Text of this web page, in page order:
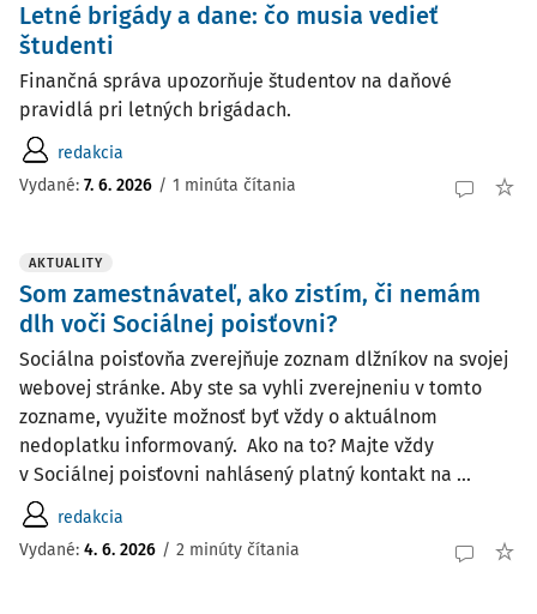
Letné brigády a dane: čo musia vedieť
študenti
Finančná správa upozorňuje študentov na daňové
pravidlá pri letných brigádach.
redakcia
Vydané: 7. 6. 2026 / 1 minúta čítania
AKTUALITY
Som zamestnávateľ, ako zistím, či nemám
dlh voči Sociálnej poisťovni?
Sociálna poisťovňa zverejňuje zoznam dlžníkov na svojej
webovej stránke. Aby ste sa vyhli zverejneniu v tomto
zozname, využite možnosť byť vždy o aktuálnom
nedoplatku informovaný. Ako na to? Majte vždy
v Sociálnej poisťovni nahlásený platný kontakt na ...
redakcia
Vydané: 4. 6. 2026 / 2 minúty čítania